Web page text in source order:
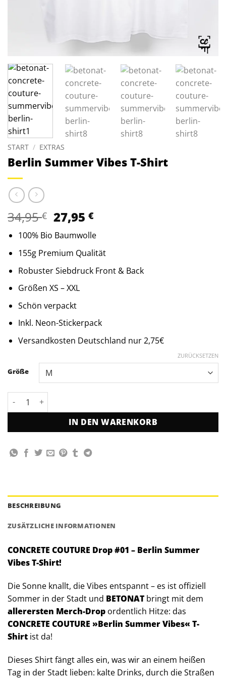
START / EXTRAS
Berlin Summer Vibes T-Shirt
34,95€ Ursprünglicher
Preis
war:
34,95 €
27,95€Aktueller
ist:
27,95 €.
100% Bio Baumwolle
155g Premium Qualität
Robuster Siebdruck Front & Back
Größen XS – XXL
Schön verpackt
Inkl. Neon-Stickerpack
Versandkosten Deutschland nur 2,75€
Größe
ZURÜCKSETZEN
Berlin Summer Vibes T-Shirt Menge
IN DEN WARENKORB
BESCHREIBUNG
ZUSÄTZLICHE INFORMATIONEN
CONCRETE COUTURE Drop #01 – Berlin Summer
Vibes T-Shirt!
Die Sonne knallt, die Vibes entspannt – es ist offiziell
Sommer in der Stadt und BETONAT bringt mit dem
allerersten Merch-Drop ordentlich Hitze: das
CONCRETE COUTURE »Berlin Summer Vibes« T-
Shirt ist da!
Dieses Shirt fängt alles ein, was wir an einem heißen
Tag in der Stadt lieben: kalte Drinks, durch die Straßen